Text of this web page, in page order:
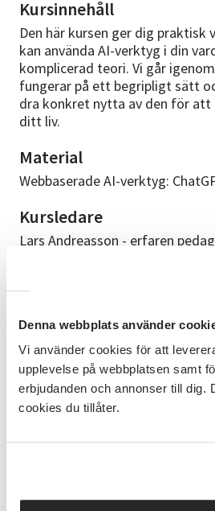
Denna webbplats använder
Vi använder cookies för att
upplevelse på webbplatsen samt
erbjudanden och annonser till dig.
cookies du tillåter.
Kursinnehåll
Den här kursen ger dig praktisk
kan använda AI-verktyg i din
komplicerad teori. Vi går
fungerar på ett begripligt sätt
dra konkret nytta av den för att
ditt liv.
Material
Webbaserade AI-verktyg:
Kursledare
Lars Andreasson - erfaren
Info
Du behöver inga förkunskaper
kursen. Grundläggande dator-
surfplattekompetens är
på internet och skicka e-post).
deltagare som är nyfikna på AI
osäkra inför tekniken. Perfekt
teknisk bakgrund. Ta med: